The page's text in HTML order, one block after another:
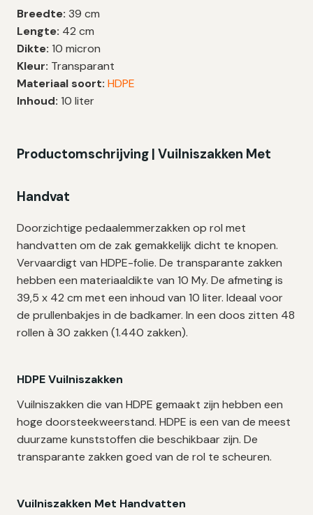
|
HDPE
|
10
My
|
–
aantal
Breedte: 39 cm
Lengte: 42 cm
Dikte: 10 micron
Kleur: Transparant
Materiaal soort: HDPE
Inhoud: 10 liter
Productomschrijving | Vuilniszakken Met
Handvat
Doorzichtige pedaalemmerzakken op rol met
handvatten om de zak gemakkelijk dicht te knopen.
Vervaardigt van HDPE-folie. De transparante zakken
hebben een materiaaldikte van 10 My. De afmeting is
39,5 x 42 cm met een inhoud van 10 liter. Ideaal voor
de prullenbakjes in de badkamer. In een doos zitten 48
rollen à 30 zakken (1.440 zakken).
HDPE Vuilniszakken
Vuilniszakken die van HDPE gemaakt zijn hebben een
hoge doorsteekweerstand. HDPE is een van de meest
duurzame kunststoffen die beschikbaar zijn. De
transparante zakken goed van de rol te scheuren.
Vuilniszakken Met Handvatten